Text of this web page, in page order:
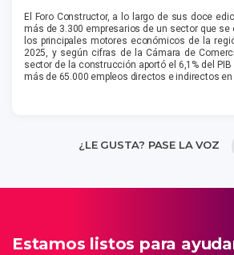
El Foro Constructor, a lo largo de sus doce
más de 3.300 empresarios de un sector que
los principales motores económicos de la
2025, y según cifras de la Cámara de
sector de la construcción aportó el 6,1% del
más de 65.000 empleos directos e indirectos en
¿LE GUSTA? PASE LA VOZ
Estamos listos para